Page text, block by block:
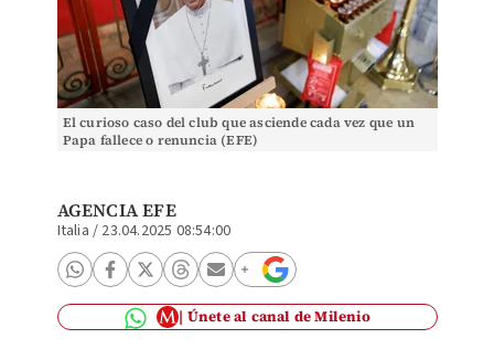
El curioso caso del club que asciende cada vez que un
Papa fallece o renuncia (EFE)
AGENCIA EFE
Italia / 23.04.2025 08:54:00
Únete al canal de Milenio